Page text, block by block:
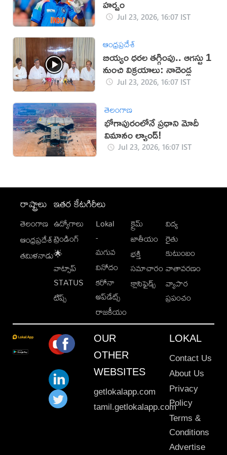
హర్షం
Jul 23, 2026, 16:07 IST
ఆంధ్రప్రదేశ్
బియ్యం ధరల తగ్గింపు.. ఆగస్టు 1
నుంచి విక్రయాలు: నాదెండ్ల
Jul 23, 2026, 16:07 IST
తెలంగాణ
భోగాపురంలోనే ప్రధాని మోదీ
విమానం ల్యాండ్!
Jul 23, 2026, 16:07 IST
రాష్ట్రాలు
తెలంగాణ
ఆంధ్రప్రదేశ్
తమిళనాడు
ఇతర కేటగిరీలు
ఉద్యోగాలు
ట్రెండింగ్
🌟
వాట్సాప్
STATUS
టిప్స్
Lokal
-
మగువ
వినోదం
కరోనా
అప్‌డేట్స్
రాజకీయం
క్రైమ్
జాతీయం
భక్తి
సమాచారం
క్లాసిఫైడ్స్
విద్య
రైతు
కుటుంబం
వాతావరణం
వ్యాపార
ప్రపంచం
OUR
OTHER
WEBSITES
getlokalapp.com
tamil.getlokalapp.com
LOKAL
Contact Us
About Us
Privacy
Policy
Terms &
Conditions
Advertise